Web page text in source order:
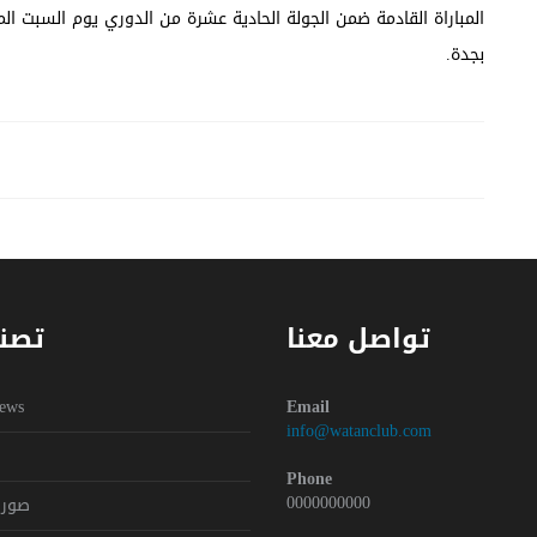
المباراة القادمة ضمن الجولة الحادية عشرة من الدوري يوم السبت
بجدة.
تواصل معنا
Email
info@watanclub.com
Phone
0000000000